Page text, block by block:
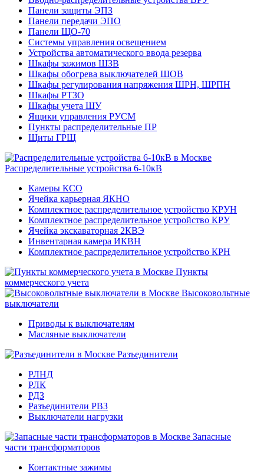
Панели защиты ЭПЗ
Панели передачи ЭПО
Панели ЩО-70
Системы управления освещением
Устройства автоматического ввода резерва
Шкафы зажимов ШЗВ
Шкафы обогрева выключателей ШОВ
Шкафы регулирования напряжения ШРН, ШРПН
Шкафы РТЗО
Шкафы учета ШУ
Ящики управления РУСМ
Пункты распределительные ПР
Щиты ГРЩ
Распределительные устройства 6-10кВ
Камеры КСО
Ячейка карьерная ЯКНО
Комплектное распределительное устройство КРУН
Комплектное распределительное устройство КРУ
Ячейка экскаваторная 2КВЭ
Инвентарная камера ИКВН
Комплектное распределительное устройство КРН
Пункты
коммерческого учета
Высоковольтные
выключатели
Приводы к выключателям
Масляные выключатели
Разъединители
РЛНД
РЛК
РДЗ
Разъединители РВЗ
Выключатели нагрузки
Запасные
части трансформаторов
Контактные зажимы